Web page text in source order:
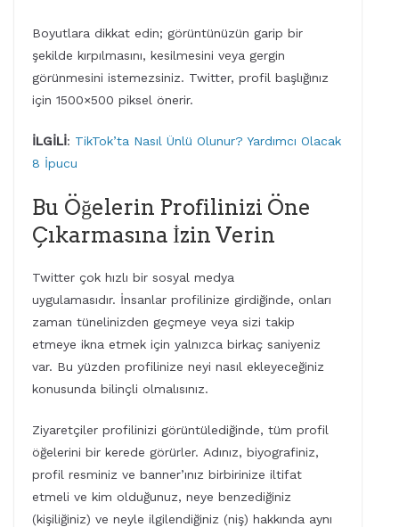
Boyutlara dikkat edin; görüntünüzün garip bir
şekilde kırpılmasını, kesilmesini veya gergin
görünmesini istemezsiniz. Twitter, profil başlığınız
için 1500×500 piksel önerir.
İLGİLİ: TikTok’ta Nasıl Ünlü Olunur? Yardımcı Olacak
8 İpucu
Bu Öğelerin Profilinizi Öne
Çıkarmasına İzin Verin
Twitter çok hızlı bir sosyal medya
uygulamasıdır. İnsanlar profilinize girdiğinde, onları
zaman tünelinizden geçmeye veya sizi takip
etmeye ikna etmek için yalnızca birkaç saniyeniz
var. Bu yüzden profilinize neyi nasıl ekleyeceğiniz
konusunda bilinçli olmalısınız.
Ziyaretçiler profilinizi görüntülediğinde, tüm profil
öğelerini bir kerede görürler. Adınız, biyografiniz,
profil resminiz ve banner’ınız birbirinize iltifat
etmeli ve kim olduğunuz, neye benzediğiniz
(kişiliğiniz) ve neyle ilgilendiğiniz (niş) hakkında aynı